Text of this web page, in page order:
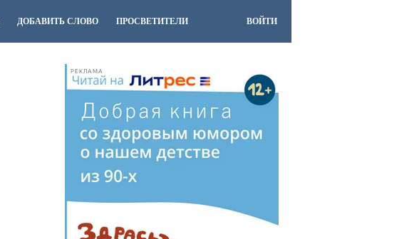
ДОБАВИТЬ СЛОВО ПРОСВЕТИТЕЛИ ВОЙТИ
РЕКЛАМА